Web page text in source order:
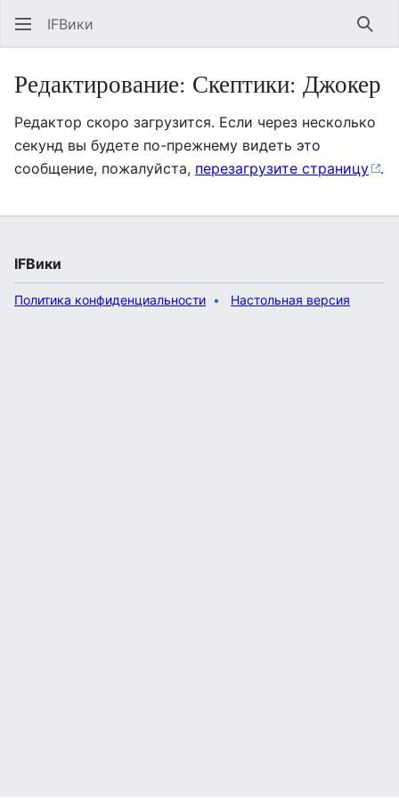
IFВики
Редактирование: Скептики: Джокер
Редактор скоро загрузится. Если через несколько
секунд вы будете по-прежнему видеть это
сообщение, пожалуйста, перезагрузите страницу .
IFВики
Политика конфиденциальности Настольная версия